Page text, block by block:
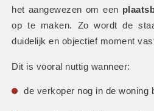
het aangewezen om een
op te maken. Zo wordt de
duidelijk en objectief moment
Dit is vooral nuttig wanneer:
de verkoper nog in de woning